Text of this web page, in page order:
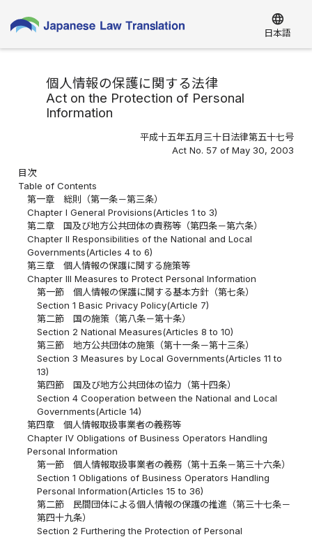
language
日本語
個人情報の保護に関する法律
Act on the Protection of Personal
Information
平成十五年五月三十日法律第五十七号
Act No. 57 of May 30, 2003
目次
Table of Contents
第一章 総則（第一条－第三条）
Chapter I General Provisions(Articles 1 to 3)
第二章 国及び地方公共団体の責務等（第四条－第六条）
Chapter II Responsibilities of the National and Local
Governments(Articles 4 to 6)
第三章 個人情報の保護に関する施策等
Chapter III Measures to Protect Personal Information
第一節 個人情報の保護に関する基本方針（第七条）
Section 1 Basic Privacy Policy(Article 7)
第二節 国の施策（第八条－第十条）
Section 2 National Measures(Articles 8 to 10)
第三節 地方公共団体の施策（第十一条－第十三条）
Section 3 Measures by Local Governments(Articles 11 to
13)
第四節 国及び地方公共団体の協力（第十四条）
Section 4 Cooperation between the National and Local
Governments(Article 14)
第四章 個人情報取扱事業者の義務等
Chapter IV Obligations of Business Operators Handling
Personal Information
第一節 個人情報取扱事業者の義務（第十五条－第三十六条）
Section 1 Obligations of Business Operators Handling
Personal Information(Articles 15 to 36)
第二節 民間団体による個人情報の保護の推進（第三十七条－
第四十九条）
Section 2 Furthering the Protection of Personal